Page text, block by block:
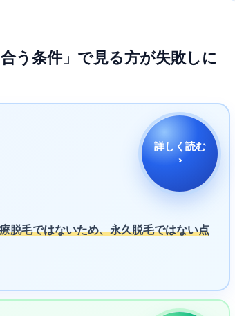
う条件」で見る方が失敗しに
詳しく読む
›
脱毛ではないため、永久脱毛ではない点